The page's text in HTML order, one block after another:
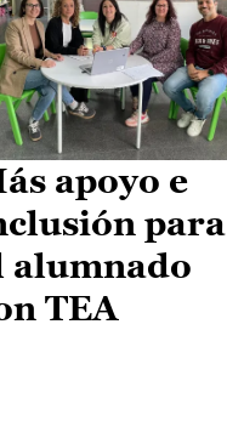
apoyo e
para
alumnado
TEA